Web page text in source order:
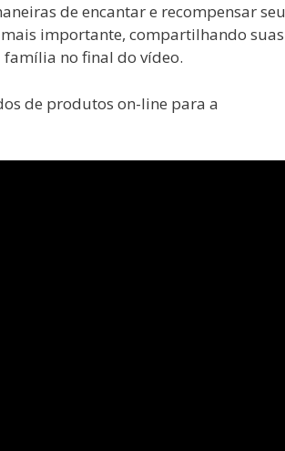
de encantar e recompensar seu
importante, compartilhando suas
família no final do vídeo.
de produtos on-line para a